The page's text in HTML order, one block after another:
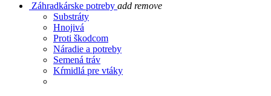
Záhradkárske potreby add remove
Substráty
Hnojivá
Proti škodcom
Náradie a potreby
Semená tráv
Kŕmidlá pre vtáky